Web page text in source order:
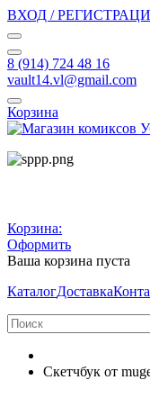
ВХОД /
8 (914) 724 48 16
vault14.vl@gmail.com
Корзина
Корзина:
Оформить
Ваша корзина пуста
КаталогДоставка
Скетчбук от